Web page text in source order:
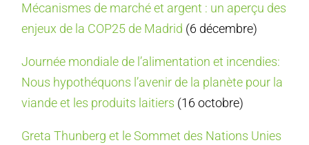
Mécanismes de marché et argent : un aperçu des
enjeux de la COP25 de Madrid (6 décembre)
Journée mondiale de l’alimentation et incendies:
Nous hypothéquons l’avenir de la planète pour la
viande et les produits laitiers (16 octobre)
Greta Thunberg et le Sommet des Nations Unies